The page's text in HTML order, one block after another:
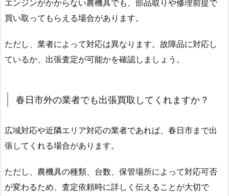
エンジンがかからない農機具でも、部品取りや修理前提で
買い取ってもらえる場合があります。
ただし、業者によって対応は異なります。故障品に対応し
ているか、出張査定が可能かを確認しましょう。
春日市外の業者でも出張買取してくれますか？
広域対応や近隣エリア対応の業者であれば、春日市まで出
張してくれる場合があります。
ただし、農機具の種類、台数、保管場所によって対応可否
が変わるため、査定依頼時に詳しく伝えることが大切で